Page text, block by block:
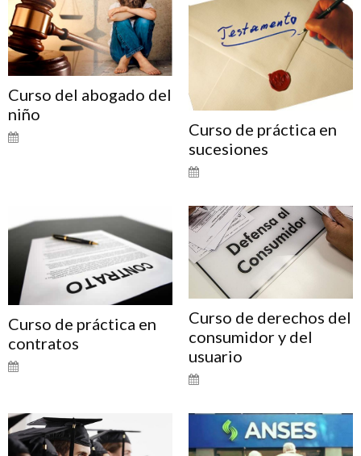
Curso del abogado del
niño
Curso de práctica en
sucesiones
Curso de práctica en
contratos
Curso de derechos del
consumidor y del
usuario